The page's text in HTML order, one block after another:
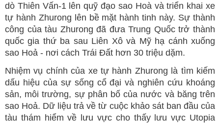
dò Thiên Vấn-1 lên quỹ đạo sao Hoà và triển khai xe
tự hành Zhurong lên bề mặt hành tinh này. Sự thành
công của tàu Zhurong đã đưa Trung Quốc trở thành
quốc gia thứ ba sau Liên Xô và Mỹ hạ cánh xuống
sao Hoả - nơi cách Trái Đất hơn 30 triệu dặm.
Nhiệm vụ chính của xe tự hành Zhurong là tìm kiếm
dấu hiệu của sự sống cổ đại và nghiên cứu khoáng
sản, môi trường, sự phân bố của nước và băng trên
sao Hoả. Dữ liệu trả về từ cuộc khảo sát ban đầu của
tàu thám hiểm về lưu vực cho thấy lưu vực Utopia